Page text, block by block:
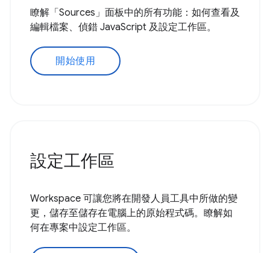
瞭解「Sources」面板中的所有功能：如何查看及
編輯檔案、偵錯 JavaScript 及設定工作區。
開始使用
設定工作區
Workspace 可讓您將在開發人員工具中所做的變
更，儲存至儲存在電腦上的原始程式碼。瞭解如
何在專案中設定工作區。